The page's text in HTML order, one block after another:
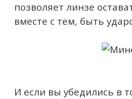
позволяет линзе
вместе с тем, быть
И если вы убедились в